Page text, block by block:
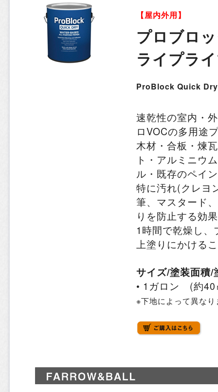
【屋内外用】
プロブロ
ライプラ
ProBlock Quick
速乾性の室内・
ロVOCの多用途
木材・合板・煉
ト・アルミニウ
ル・既存のペイ
特に汚れ(クレヨ
筆、マスタード
りを防止する効
1時間で乾燥し
上塗りにかける
サイズ/塗装面積/
• 1ガロン (約40
※下地によって異なり